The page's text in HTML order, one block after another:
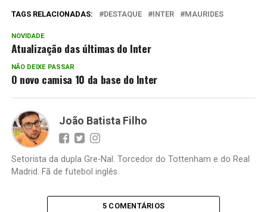
TAGS RELACIONADAS: DESTAQUE INTER MAURIDES
NOVIDADE
Atualização das últimas do Inter
NÃO DEIXE PASSAR
O novo camisa 10 da base do Inter
João Batista Filho
Setorista da dupla Gre-Nal. Torcedor do Tottenham e do Real
Madrid. Fã de futebol inglês.
5 COMENTÁRIOS